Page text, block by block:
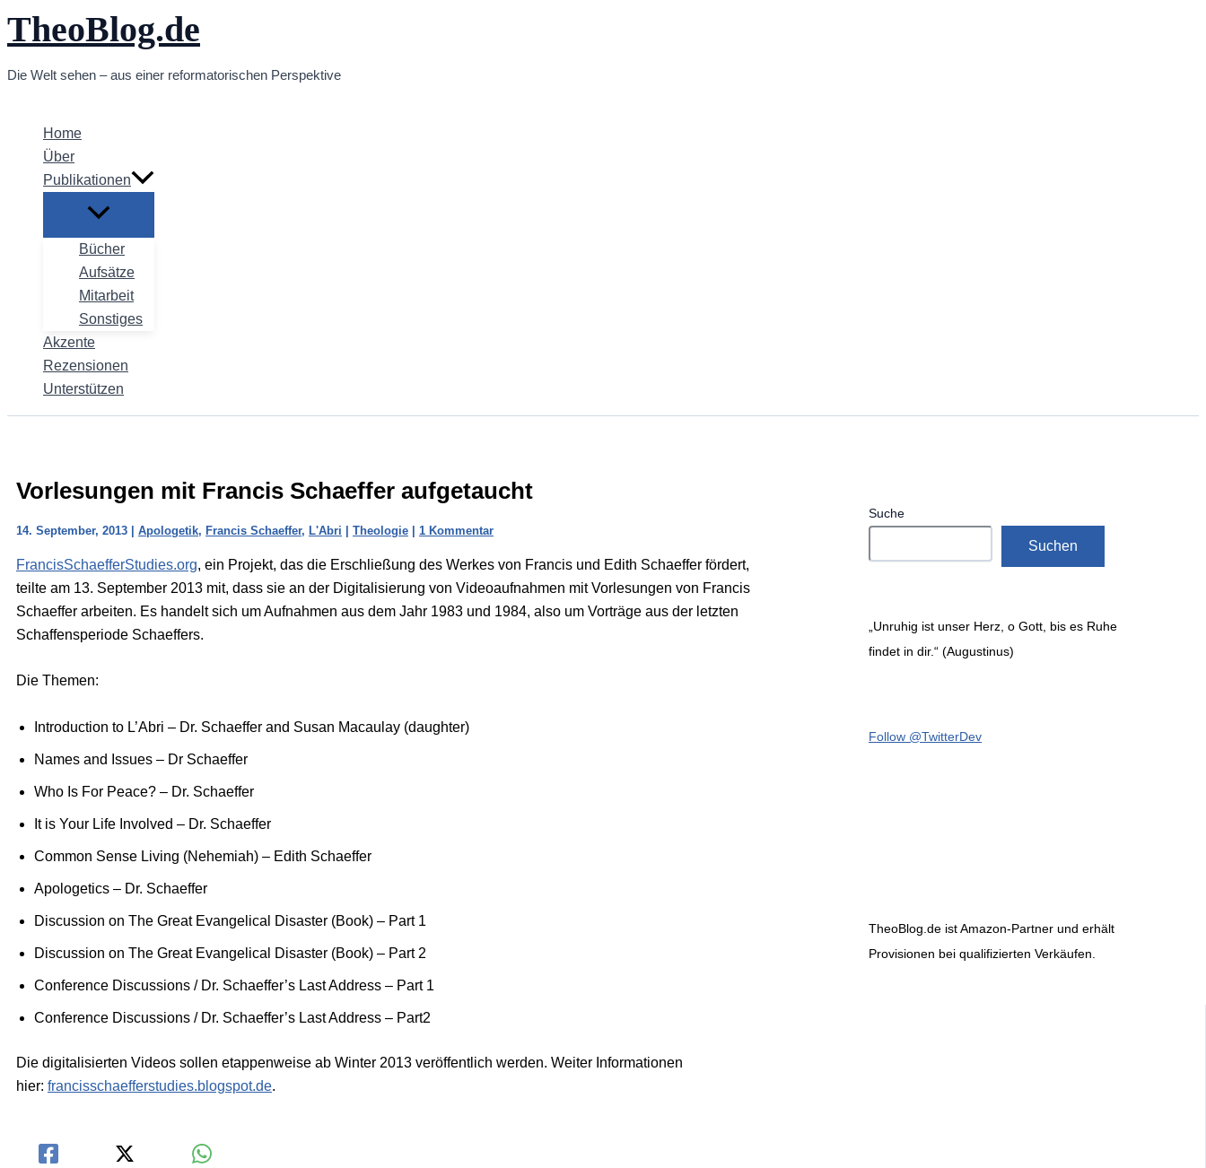
Zum
Inhalt
TheoBlog.de
Die Welt sehen – aus einer reformatorischen Perspektive
Home
Über
Publikationen
Bücher
Aufsätze
Mitarbeit
Sonstiges
Akzente
Rezensionen
Unterstützen
Vorlesungen mit Francis Schaeffer aufgetaucht
14. September, 2013 | Apologetik, Francis Schaeffer, L'Abri | Theologie | 1 Kommentar
FrancisSchaefferStudies.org, ein Projekt, das die Erschließung des Werkes von Francis und Edith Schaeffer fördert,
teilte am 13. September 2013 mit, dass sie an der Digitalisierung von Videoaufnahmen mit Vorlesungen von Francis
Schaeffer arbeiten. Es handelt sich um Aufnahmen aus dem Jahr 1983 und 1984, also um Vorträge aus der letzten
Schaffensperiode Schaeffers.
Die Themen:
Introduction to L’Abri – Dr. Schaeffer and Susan Macaulay (daughter)
Names and Issues – Dr Schaeffer
Who Is For Peace? – Dr. Schaeffer
It is Your Life Involved – Dr. Schaeffer
Common Sense Living (Nehemiah) – Edith Schaeffer
Apologetics – Dr. Schaeffer
Discussion on The Great Evangelical Disaster (Book) – Part 1
Discussion on The Great Evangelical Disaster (Book) – Part 2
Conference Discussions / Dr. Schaeffer’s Last Address – Part 1
Conference Discussions / Dr. Schaeffer’s Last Address – Part2
Die digitalisierten Videos sollen etappenweise ab Winter 2013 veröffentlich werden. Weiter Informationen
hier: francisschaefferstudies.blogspot.de.
Suche
Suchen
„Unruhig ist unser Herz, o Gott, bis es Ruhe
findet in dir.“ (Augustinus)
Follow @TwitterDev
TheoBlog.de ist Amazon-Partner und erhält
Provisionen bei qualifizierten Verkäufen.